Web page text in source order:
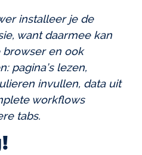
installeer je de
want daarmee kan
browser en ook
pagina’s lezen,
invullen, data uit
workflows
tabs.